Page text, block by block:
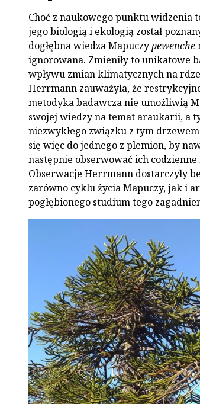
Choć z naukowego punktu widzenia
jego biologią i ekologią został
dogłębna wiedza Mapuczypewenche
ignorowana. Zmieniły to unikatowe
wpływu zmian klimatycznych na
Herrmann zauważyła, że
metodyka badawcza nie umożliwią
swojej wiedzy na temat araukarii, a
niezwykłego związku z tym
się więc do jednego z plemion, by
następnie obserwować ich
Obserwacje Herrmann dostarczyły
zarówno cyklu życia Mapuczy, jak i
pogłębionego studium tego